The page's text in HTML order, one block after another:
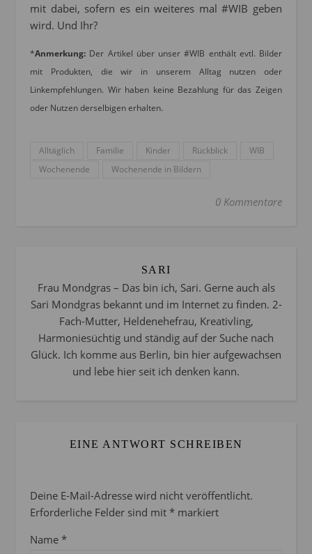
mit dabei, sofern es ein weiteres mal #WIB geben
wird. Und Ihr?
*Anmerkung: Der Artikel über unser #WIB enthält evtl. Bilder
mit Produkten, die wir in unserem Alltag nutzen oder
Linkempfehlungen. Wir haben keine Bezahlung für das Zeigen
oder Nutzen derselbigen erhalten.
Alltäglich Familie Kinder Rückblick
WIB
Wochenende
Wochenende in Bildern
0 Kommentare
SARI
Frau Mondgras – Das bin ich, Sari. Gerne auch als
Sari Mondgras bekannt und im Internet zu finden. 2-
Fach-Mutter, Heldenehefrau, Kreativling,
Harmoniesüchtig und ständig auf der Suche nach
Glück. Ich komme aus Berlin, bin hier aufgewachsen
und lebe hier seit ich denken kann.
EINE ANTWORT SCHREIBEN
Deine E-Mail-Adresse wird nicht veröffentlicht.
Erforderliche Felder sind mit * markiert
Name *